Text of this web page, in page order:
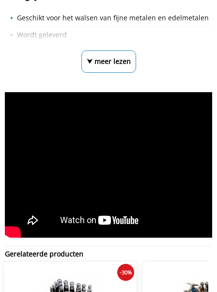
Geschikt voor het walsen van fijne metalen en edelmetalen
Wordt geleverd
⮟ meer lezen
Gerelateerde producten
-30%